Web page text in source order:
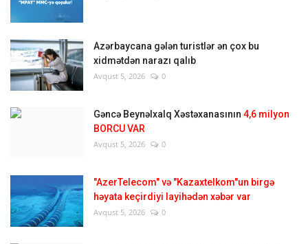
Azərbaycana gələn turistlər ən çox bu
xidmətdən narazı qalıb
Avqust 5, 2026 0
Gəncə Beynəlxalq Xəstəxanasının 4,6 milyon
BORCU VAR
Avqust 5, 2026 0
"AzerTelecom" və "Kazaxtelkom"un birgə
həyata keçirdiyi layihədən xəbər var
Avqust 5, 2026 0